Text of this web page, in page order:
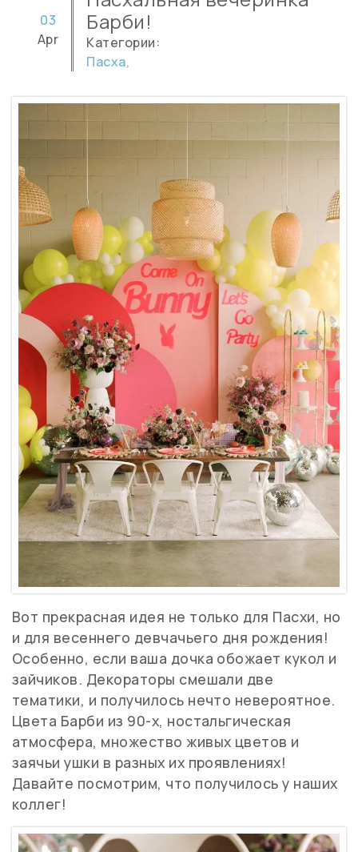
Барби!
03
Apr
Категории:
Пасха,
Вот прекрасная идея не только для Пасхи, но
и для весеннего девчачьего дня рождения!
Особенно, если ваша дочка обожает кукол и
зайчиков. Декораторы смешали две
тематики, и получилось нечто невероятное.
Цвета Барби из 90-х, ностальгическая
атмосфера, множество живых цветов и
заячьи ушки в разных их проявлениях!
Давайте посмотрим, что получилось у наших
коллег!